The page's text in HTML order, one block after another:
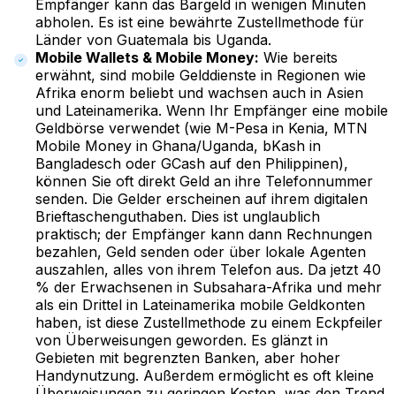
Empfänger kann das Bargeld in wenigen Minuten
abholen. Es ist eine bewährte Zustellmethode für
Länder von Guatemala bis Uganda.
Mobile Wallets & Mobile Money: Wie bereits
erwähnt, sind mobile Gelddienste in Regionen wie
Afrika enorm beliebt und wachsen auch in Asien
und Lateinamerika. Wenn Ihr Empfänger eine mobile
Geldbörse verwendet (wie M-Pesa in Kenia, MTN
Mobile Money in Ghana/Uganda, bKash in
Bangladesch oder GCash auf den Philippinen),
können Sie oft direkt Geld an ihre Telefonnummer
senden. Die Gelder erscheinen auf ihrem digitalen
Brieftaschenguthaben. Dies ist unglaublich
praktisch; der Empfänger kann dann Rechnungen
bezahlen, Geld senden oder über lokale Agenten
auszahlen, alles von ihrem Telefon aus. Da jetzt 40
% der Erwachsenen in Subsahara-Afrika und mehr
als ein Drittel in Lateinamerika mobile Geldkonten
haben, ist diese Zustellmethode zu einem Eckpfeiler
von Überweisungen geworden. Es glänzt in
Gebieten mit begrenzten Banken, aber hoher
Handynutzung. Außerdem ermöglicht es oft kleine